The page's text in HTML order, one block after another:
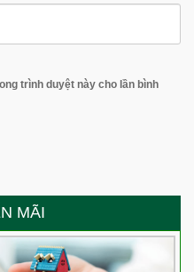
trình duyệt này cho lần bình
MÃI